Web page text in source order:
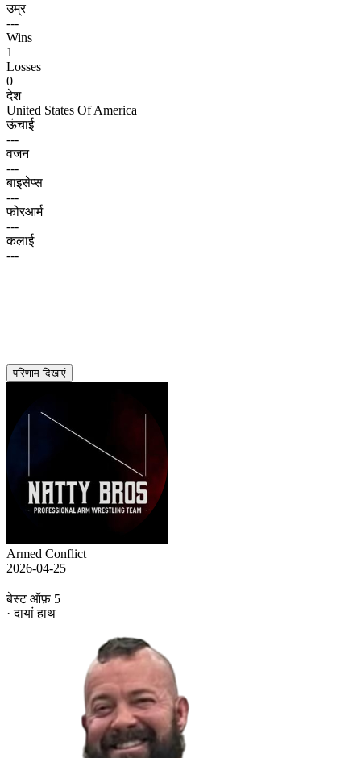
उम्र
---
Wins
1
Losses
0
देश
United States Of America
ऊंचाई
---
वजन
---
बाइसेप्स
---
फोरआर्म
---
कलाई
---
परिणाम दिखाएं
Armed Conflict
2026-04-25
बेस्ट ऑफ़ 5
· दायां हाथ